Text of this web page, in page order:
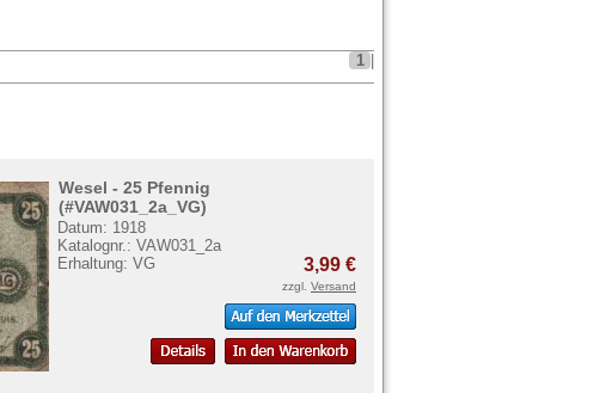
Siehier.
1
Wesel - 25 Pfennig
(#VAW031_2a_VG)
Datum: 1918
Katalognr.: VAW031_2a
Erhaltung: VG
3,99 €
zzgl. Versand